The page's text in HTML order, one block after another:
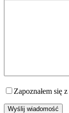
Zapoznałem się z